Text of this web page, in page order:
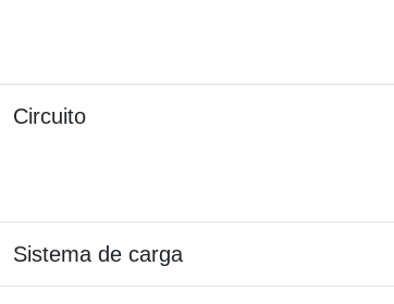
Circuito
Sistema de carga